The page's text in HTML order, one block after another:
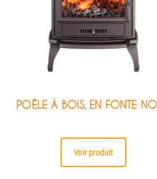
POÊLE À BOIS, EN FONTE
Voir produit